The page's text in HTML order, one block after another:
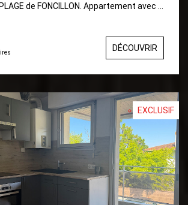
Appartement avec 2
et équipée, Salle d'eau, et wc.
avec VUE MER
DÉCOUVRIR
EXCLUSIF